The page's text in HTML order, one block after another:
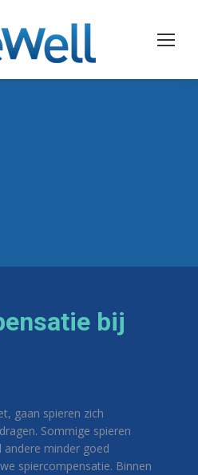
bij
gaan spieren zich
Sommige spieren
minder goed
spiercompensatie. Binnen